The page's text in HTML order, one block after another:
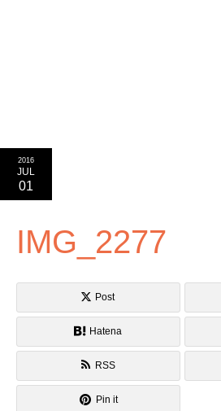
2016
JUL
01
IMG_2277
Post
Hatena
RSS
Pin it